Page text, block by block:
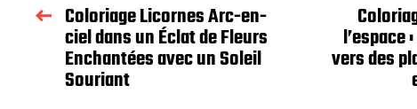
Coloriage Licornes Arc-en-
ciel dans un Éclat de Fleurs
Enchantées avec un Soleil
Souriant
l’espace
vers des